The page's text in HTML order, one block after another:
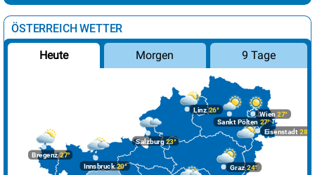
ÖSTERREICH WETTER
Heute Morgen 9 Tage
Bregenz27°
Graz24°
Innsbruck20°
Linz26°
Salzburg23°
Wien 27°
Eisenstadt 28°
Sankt Pölten 27°